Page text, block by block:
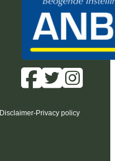
Disclaimer-Privacy policy